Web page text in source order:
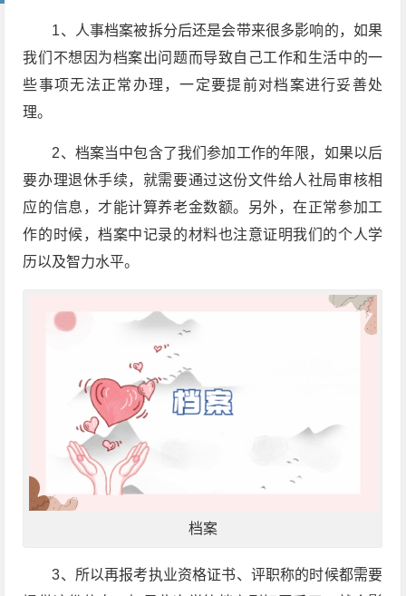
1、人事档案被拆分后还是会带来很多影响的，如果
我们不想因为档案出问题而导致自己工作和生活中的一
些事项无法正常办理，一定要提前对档案进行妥善处
理。
2、档案当中包含了我们参加工作的年限，如果以后
要办理退休手续，就需要通过这份文件给人社局审核相
应的信息，才能计算养老金数额。另外，在正常参加工
作的时候，档案中记录的材料也注意证明我们的个人学
历以及智力水平。
档案
3、所以再报考执业资格证书、评职称的时候都需要